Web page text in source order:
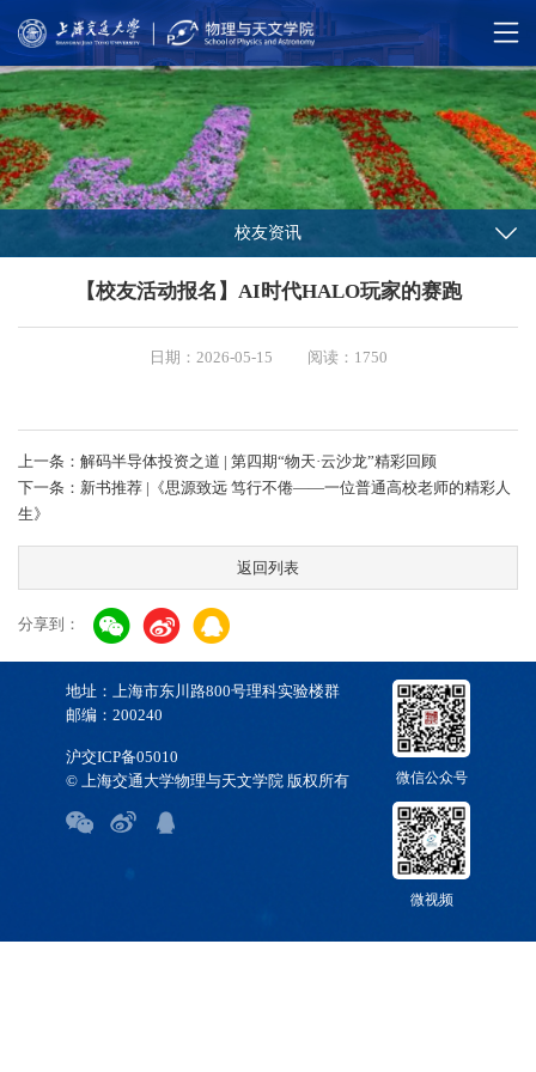
校友资讯
【校友活动报名】AI时代HALO玩家的赛跑
日期：2026-05-15 阅读：1750
上一条：解码半导体投资之道 | 第四期“物天·云沙龙”精彩回顾
下一条：新书推荐 |《思源致远 笃行不倦——一位普通高校老师的精彩人
生》
返回列表
分享到：
地址：上海市东川路800号理科实验楼群
邮编：200240
沪交ICP备05010
© 上海交通大学物理与天文学院 版权所有
微信公众号
微视频